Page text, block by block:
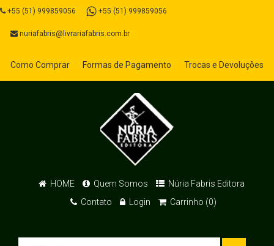
+55 (51) 999859056 +55 (51) 999859056
nuriafabris@livrariafabris.com.br
Como Comprar Formas de Pagamento Trocas e Devoluções
HOME Quem Somos
Núria Fabris Editora
Contato
Login Carrinho (0)